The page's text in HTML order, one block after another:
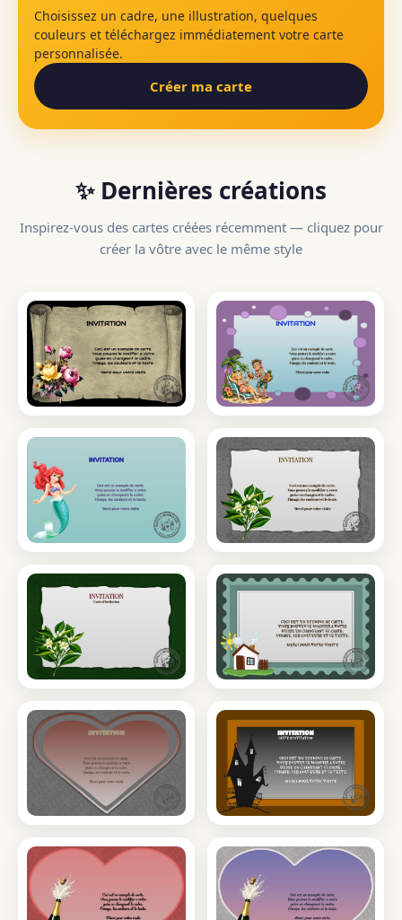
Choisissez un cadre, une illustration, quelques
couleurs et téléchargez immédiatement votre carte
personnalisée.
Créer ma carte
✨ Dernières créations
Inspirez-vous des cartes créées récemment — cliquez pour
créer la vôtre avec le même style